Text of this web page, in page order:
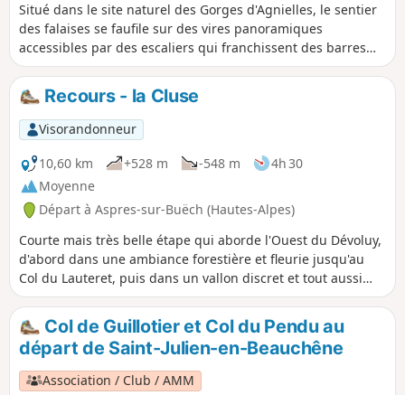
Situé dans le site naturel des Gorges d'Agnielles, le sentier
des falaises se faufile sur des vires panoramiques
accessibles par des escaliers qui franchissent des barres
rocheuses, offrant une vue magnifique grâce à deux
belvédères. Équipé de panneaux d'interprétation, ce
parcours est accessible par un escalier suspendu à la
falaise, et traverse la grotte aux cinq entrées. Parcours
facile sauf pour les personnes appréhendant les voies
escarpées.
Recours - la Cluse
Visorandonneur
10,60 km
+528 m -548 m
4h 30
Moyenne
Départ à Aspres-sur-Buëch (Hautes-Alpes)
Courte mais très belle étape qui aborde l'Ouest du Dévoluy,
d'abord dans une ambiance forestière et fleurie jusqu'au
Col du Lauteret, puis dans un vallon discret et tout aussi
fleuri, dédié aux pâturages, avec l'omniprésence de la
Montagne d'Aurouze.
Col de Guillotier et Col du Pendu au
départ de Saint-Julien-en-Beauchêne
Association / Club / AMM